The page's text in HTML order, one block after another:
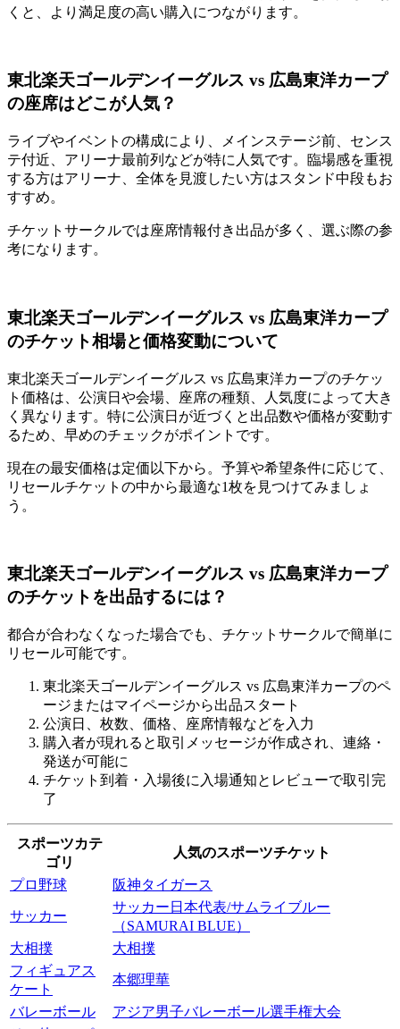
くと、より満足度の高い購入につながります。
東北楽天ゴールデンイーグルス vs 広島東洋カープ
の座席はどこが人気？
ライブやイベントの構成により、メインステージ前、センス
テ付近、アリーナ最前列などが特に人気です。臨場感を重視
する方はアリーナ、全体を見渡したい方はスタンド中段もお
すすめ。
チケットサークルでは座席情報付き出品が多く、選ぶ際の参
考になります。
東北楽天ゴールデンイーグルス vs 広島東洋カープ
のチケット相場と価格変動について
東北楽天ゴールデンイーグルス vs 広島東洋カープのチケッ
ト価格は、公演日や会場、座席の種類、人気度によって大き
く異なります。特に公演日が近づくと出品数や価格が変動す
るため、早めのチェックがポイントです。
現在の最安価格は定価以下から。予算や希望条件に応じて、
リセールチケットの中から最適な1枚を見つけてみましょ
う。
東北楽天ゴールデンイーグルス vs 広島東洋カープ
のチケットを出品するには？
都合が合わなくなった場合でも、チケットサークルで簡単に
リセール可能です。
東北楽天ゴールデンイーグルス vs 広島東洋カープのペ
ージまたはマイページから出品スタート
公演日、枚数、価格、座席情報などを入力
購入者が現れると取引メッセージが作成され、連絡・
発送が可能に
チケット到着・入場後に入場通知とレビューで取引完
了
スポーツカテ
ゴリ
人気のスポーツチケット
プロ野球 阪神タイガース
サッカー
サッカー日本代表/サムライブルー
（SAMURAI BLUE）
大相撲
大相撲
フィギュアス
ケート
本郷理華
バレーボール
アジア男子バレーボール選手権大会